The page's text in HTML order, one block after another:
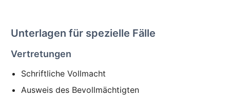
Unterlagen für spezielle Fälle
Vertretungen
Schriftliche Vollmacht
Ausweis des Bevollmächtigten